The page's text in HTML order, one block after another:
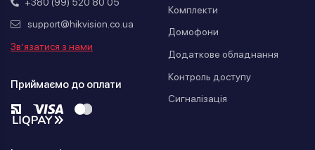
support@hikvision.co.ua
Зв’язатися з нами
Приймаємо до оплати
Комплекти
Домофони
Додаткове обладнання
Контроль доступу
Сигналізація